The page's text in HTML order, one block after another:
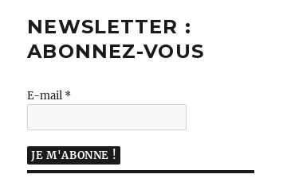
NEWSLETTER :
ABONNEZ-VOUS
E-mail *